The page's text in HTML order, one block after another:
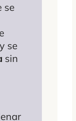
se
se
sin